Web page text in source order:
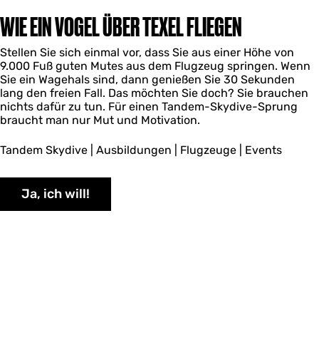
WIE EIN VOGEL ÜBER TEXEL FLIEGEN
Stellen Sie sich einmal vor, dass Sie aus einer Höhe von
9.000 Fuß guten Mutes aus dem Flugzeug springen. Wenn
Sie ein Wagehals sind, dann genießen Sie 30 Sekunden
lang den freien Fall. Das möchten Sie doch? Sie brauchen
nichts dafür zu tun. Für einen Tandem-Skydive-Sprung
braucht man nur Mut und Motivation.
Tandem Skydive | Ausbildungen | Flugzeuge | Events
Ja, ich will!